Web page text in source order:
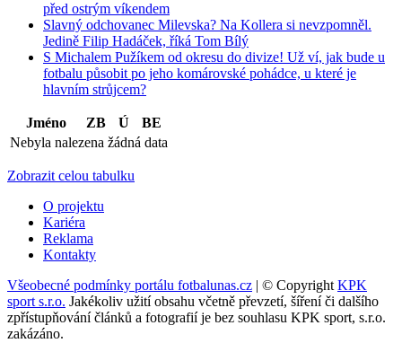
před ostrým víkendem
Slavný odchovanec Milevska? Na Kollera si nevzpomněl.
Jedině Filip Hadáček, říká Tom Bílý
S Michalem Pužíkem od okresu do divize! Už ví, jak bude u
fotbalu působit po jeho komárovské pohádce, u které je
hlavním strůjcem?
Jméno ZB Ú
BE
Nebyla nalezena žádná data
Zobrazit celou tabulku
O projektu
Kariéra
Reklama
Kontakty
Všeobecné podmínky portálu fotbalunas.cz | © Copyright KPK
sport s.r.o. Jakékoliv užití obsahu včetně převzetí, šíření či dalšího
zpřístupňování článků a fotografií je bez souhlasu KPK sport, s.r.o.
zakázáno.